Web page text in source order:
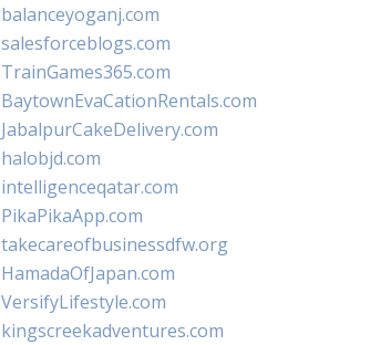
balanceyoganj.com
salesforceblogs.com
TrainGames365.com
BaytownEvaCationRentals.com
JabalpurCakeDelivery.com
halobjd.com
intelligenceqatar.com
PikaPikaApp.com
takecareofbusinessdfw.org
HamadaOfJapan.com
VersifyLifestyle.com
kingscreekadventures.com